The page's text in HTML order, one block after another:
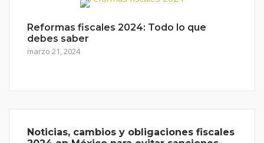
Reformas fiscales 2024: Todo lo que
debes saber
marzo 21, 2024
Noticias, cambios y obligaciones fiscales